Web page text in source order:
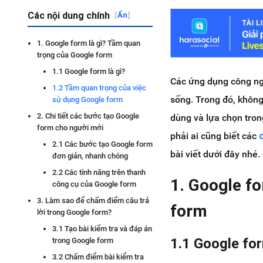
Các nội dung chính [Ẩn]
1. Google form là gì? Tầm quan
trọng của Google form
1.1 Google form là gì?
1.2 Tầm quan trọng của việc
sử dụng Google form
2. Chi tiết các bước tạo Google
form cho người mới
2.1 Các bước tạo Google form
đơn giản, nhanh chóng
2.2 Các tính năng trên thanh
công cụ của Google form
3. Làm sao để chấm điểm câu trả
lời trong Google form?
3.1 Tạo bài kiểm tra và đáp án
trong Google form
3.2 Chấm điểm bài kiểm tra
Các ứng dụng công
sống. Trong đó,
dùng và lựa chọn
phải ai cũng biết các
bài viết dưới đây
1. Google
form
1.1 Google